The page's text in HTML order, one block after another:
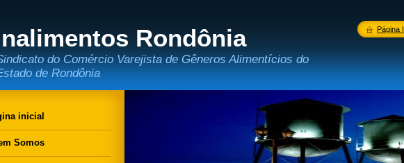
Rondônia
do Comércio Varejista de Gêneros Alimentícios do
de Rondônia
inicial
Somos
Página